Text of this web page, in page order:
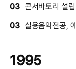
03 콘서바토리 설
03 실용음악전공,
1995